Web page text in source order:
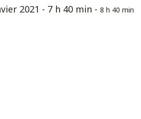
2021 - 7 h 40 min - 8 h 40 min